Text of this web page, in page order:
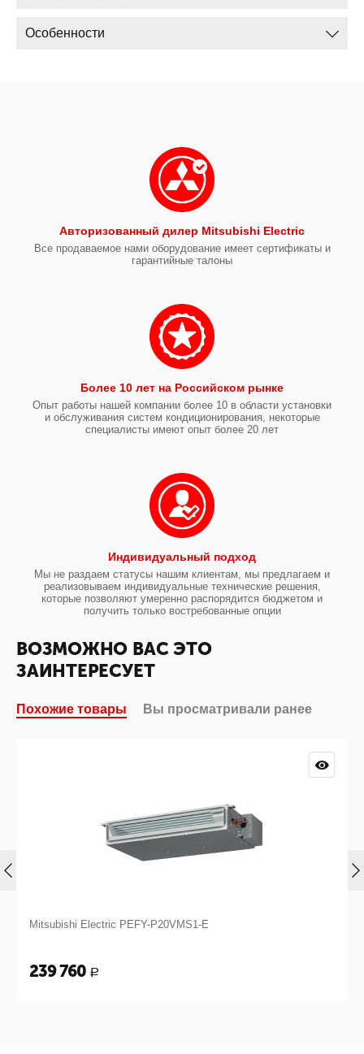
Особенности
Авторизованный дилер Mitsubishi Electric
Все продаваемое нами оборудование имеет сертификаты и
гарантийные талоны
Более 10 лет на Российском рынке
Опыт работы нашей компании более 10 в области установки
и обслуживания систем кондиционирования, некоторые
специалисты имеют опыт более 20 лет
Индивидуальный подход
Мы не раздаем статусы нашим клиентам, мы предлагаем и
реализовываем индивидуальные технические решения,
которые позволяют умеренно распорядится бюджетом и
получить только востребованные опции
ВОЗМОЖНО ВАС ЭТО
ЗАИНТЕРЕСУЕТ
Похожие товары Вы просматривали ранее
Mitsubishi Electric PEFY-P20VMS1-E
239 760 Р